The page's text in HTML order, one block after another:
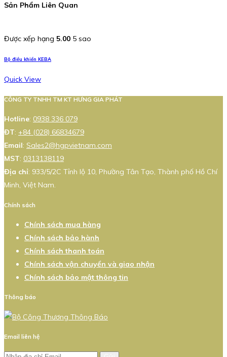
Sản Phẩm Liên Quan
Được xếp hạng 5.00 5 sao
Bộ điều khiển KEBA
Quick View
CÔNG TY TNHH TM KT HƯNG GIA PHÁT
Hotline: 0938 336 079
ĐT: +84 (028) 66834679
Email: Sales2@hgpvietnam.com
MST: 0313138119
Địa chỉ: 933/5/2C Tỉnh lộ 10, Phường Tân Tạo, Thành phố Hồ Chí
Minh, Việt Nam.
Chính sách
Chính sách mua hàng
Chính sách bảo hành
Chính sách thanh toán
Chính sách vận chuyển và giao nhận
Chính sách bảo mật thông tin
Thông báo
Email liên hệ